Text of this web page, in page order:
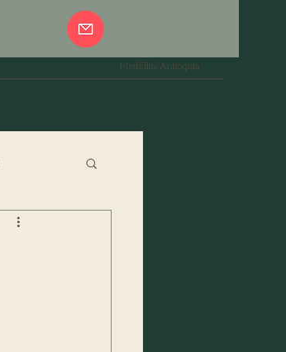
Medellín/Antioquia
ESPECIALES